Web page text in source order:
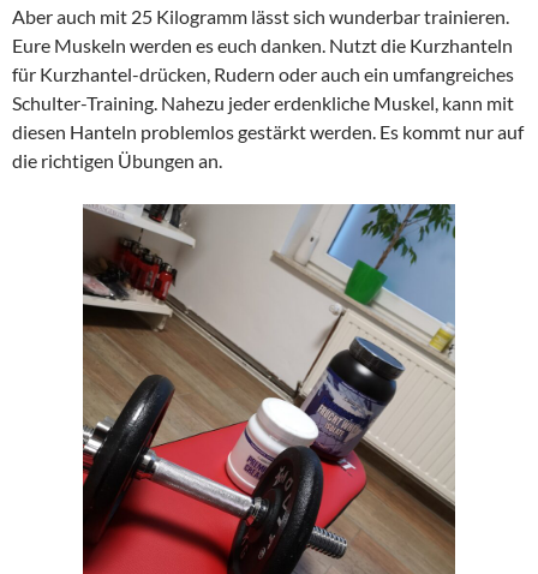
Aber auch mit 25 Kilogramm lässt sich wunderbar trainieren.
Eure Muskeln werden es euch danken. Nutzt die Kurzhanteln
für Kurzhantel-drücken, Rudern oder auch ein umfangreiches
Schulter-Training. Nahezu jeder erdenkliche Muskel, kann mit
diesen Hanteln problemlos gestärkt werden. Es kommt nur auf
die richtigen Übungen an.